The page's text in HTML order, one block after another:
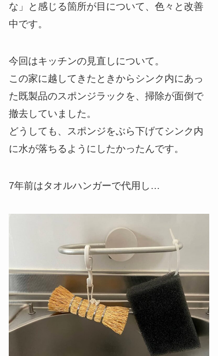
な」と感じる箇所が目について、色々と改善
中です。
今回はキッチンの見直しについて。
この家に越してきたときからシンク内にあっ
た既製品のスポンジラックを、掃除が面倒で
撤去していました。
どうしても、スポンジをぶら下げてシンク内
に水が落ちるようにしたかったんです。
7年前はタオルハンガーで代用し…